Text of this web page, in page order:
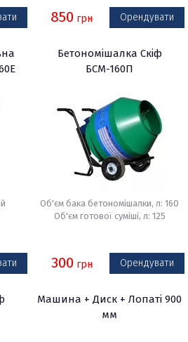
850 грн Орендувати
Бетономішалка Скіф
БСМ-160П
Об'єм бака бетономішалки, л: 160
Об'єм готової суміші, л: 125
300 грн Орендувати
Машина + Диск + Лопаті 900
мм